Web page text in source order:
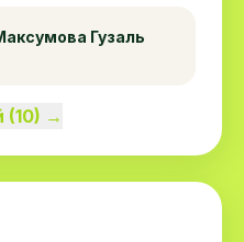
Гузаль
(10) →